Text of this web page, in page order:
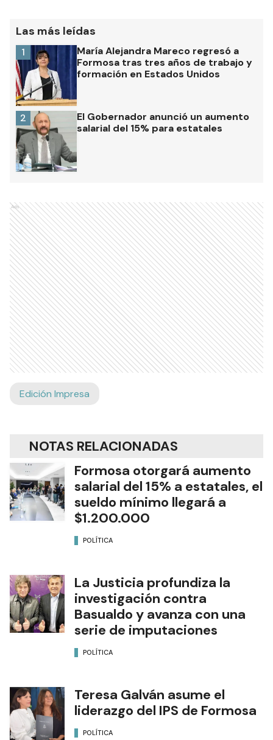
Las más leídas
María Alejandra Mareco regresó a
Formosa tras tres años de trabajo y
formación en Estados Unidos
1
El Gobernador anunció un aumento
salarial del 15% para estatales
2
Ads
Edición Impresa
NOTAS RELACIONADAS
Formosa otorgará aumento
salarial del 15% a estatales, el
sueldo mínimo llegará a
$1.200.000
POLÍTICA
La Justicia profundiza la
investigación contra
Basualdo y avanza con una
serie de imputaciones
POLÍTICA
Teresa Galván asume el
liderazgo del IPS de Formosa
POLÍTICA